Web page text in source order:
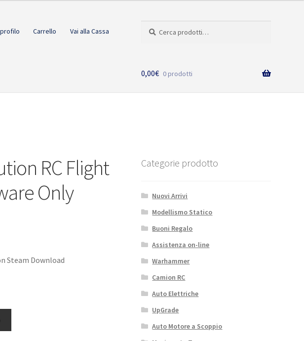
Carrello Vai alla Cassa
0,00€ 0 prodotti
RC Flight
Only
Steam Download
Categorie prodotto
Nuovi Arrivi
Modellismo Statico
Buoni Regalo
Assistenza on-line
Warhammer
Camion RC
Auto Elettriche
UpGrade
Auto Motore a Scoppio